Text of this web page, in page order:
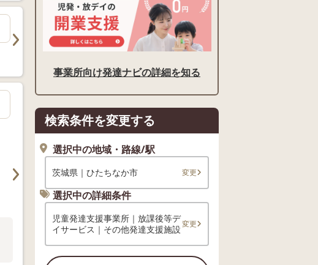
事業所向け発達ナビの詳細を知る
検索条件を変更する
選択中の地域・路線/駅
茨城県｜ひたちなか市 変更
選択中の詳細条件
児童発達支援事業所｜放課後等デ
イサービス｜その他発達支援施設変更